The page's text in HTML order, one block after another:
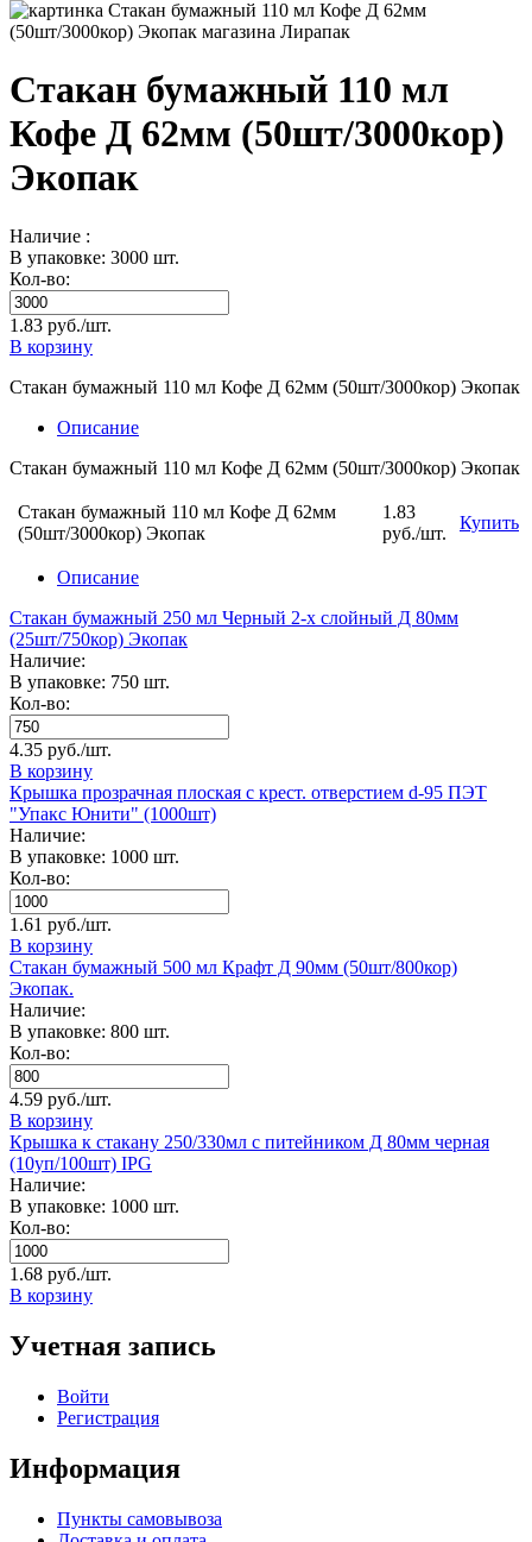
Стакан бумажный 110 мл
Кофе Д 62мм (50шт/3000кор)
Экопак
Наличие :
В упаковке: 3000 шт.
Кол-во:
1.83 руб./шт.
В корзину
Стакан бумажный 110 мл Кофе Д 62мм (50шт/3000кор) Экопак
Описание
Стакан бумажный 110 мл Кофе Д 62мм (50шт/3000кор) Экопак
Стакан бумажный 110 мл Кофе Д 62мм
(50шт/3000кор) Экопак
1.83
руб./шт.
Купить
Описание
Стакан бумажный 250 мл Черный 2-х слойный Д 80мм
(25шт/750кор) Экопак
Наличие:
В упаковке: 750 шт.
Кол-во:
4.35 руб./шт.
В корзину
Крышка прозрачная плоская с крест. отверстием d-95 ПЭТ
"Упакс Юнити" (1000шт)
Наличие:
В упаковке: 1000 шт.
Кол-во:
1.61 руб./шт.
В корзину
Стакан бумажный 500 мл Крафт Д 90мм (50шт/800кор)
Экопак.
Наличие:
В упаковке: 800 шт.
Кол-во:
4.59 руб./шт.
В корзину
Крышка к стакану 250/330мл с питейником Д 80мм черная
(10уп/100шт) IPG
Наличие:
В упаковке: 1000 шт.
Кол-во:
1.68 руб./шт.
В корзину
Учетная запись
Войти
Регистрация
Информация
Пункты самовывоза